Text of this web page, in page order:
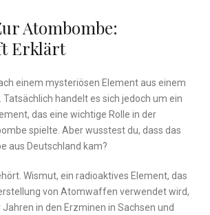
Atombombe:
Erklärt
einem mysteriösen Element aus einem
Tatsächlich handelt ‌es sich jedoch um​ ein
das eine wichtige Rolle in der⁣
spielte. Aber wusstest du, dass das
aus‍ Deutschland kam?
Wismut, ein radioaktives Element, das
von Atomwaffen verwendet wird,
in den Erzminen in Sachsen und